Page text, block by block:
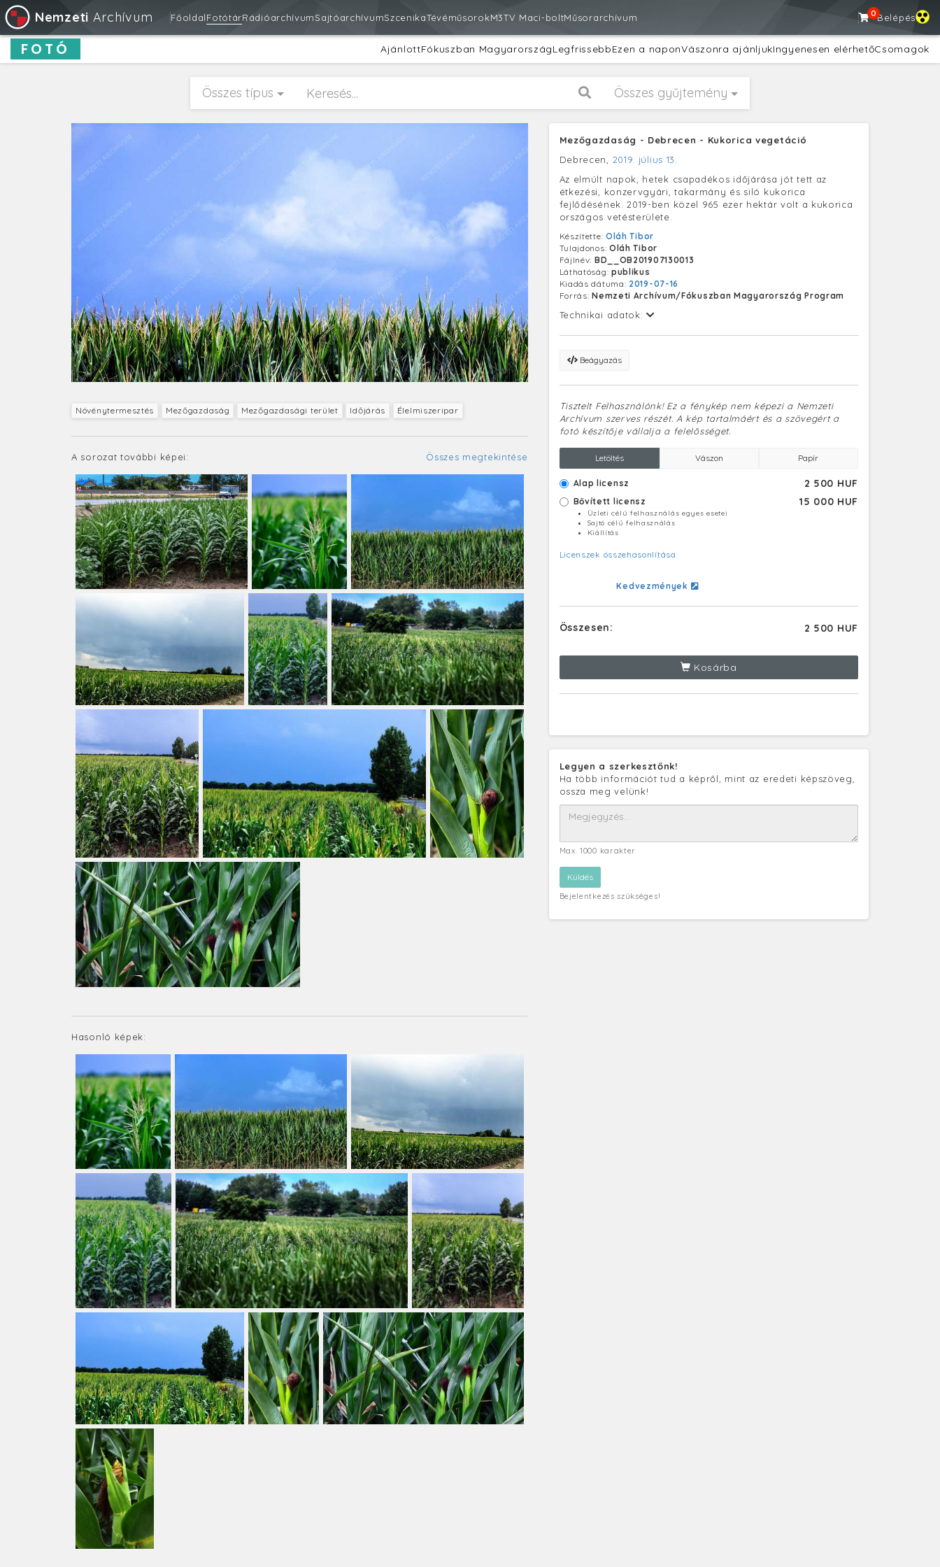
Nemzeti Archívum FőoldalFotótárRádióarchívumSajtóarchívumSzcenikaTévéműsorokM3TV Maci-boltMűsorarchívum 0Belépés
FOTÓ AjánlottFókuszban MagyarországLegfrissebbEzen a naponVászonra ajánljukIngyenesen elérhetőCsomagok
Összes típus Összes gyűjtemény
Növénytermesztés Mezőgazdaság Mezőgazdasági terület Időjárás Élelmiszeripar
A sorozat további képei: Összes megtekintése
Hasonló képek:
Mezőgazdaság - Debrecen - Kukorica vegetáció
Debrecen, 2019. július 13.
Az elmúlt napok, hetek csapadékos időjárása jót tett az
étkezési, konzervgyári, takarmány és siló kukorica
fejlődésének. 2019-ben közel 965 ezer hektár volt a kukorica
országos vetésterülete.
Készítette: Oláh Tibor
Tulajdonos: Oláh Tibor
Fájlnév: BD__OB201907130013
Láthatóság: publikus
Kiadás dátuma: 2019-07-16
Forrás:Nemzeti Archívum/Fókuszban Magyarország Program
Technikai adatok:
Beágyazás
Tisztelt Felhasználónk! Ez a fénykép nem képezi a Nemzeti
Archívum szerves részét. A kép tartalmáért és a szövegért a
fotó készítője vállalja a felelősséget.
Letöltés Vászon Papír
Alap licensz 2 500 HUF
Bővített licensz 15 000 HUF
Üzleti célú felhasználás egyes esetei
Sajtó célú felhasználás
Kiállítás
Licenszek összehasonlítása
Kedvezmények
Összesen: 2 500 HUF
Kosárba
Legyen a szerkesztőnk!
Ha több információt tud a képről, mint az eredeti képszöveg,
ossza meg velünk!
Max. 1000 karakter
Bejelentkezés szükséges!